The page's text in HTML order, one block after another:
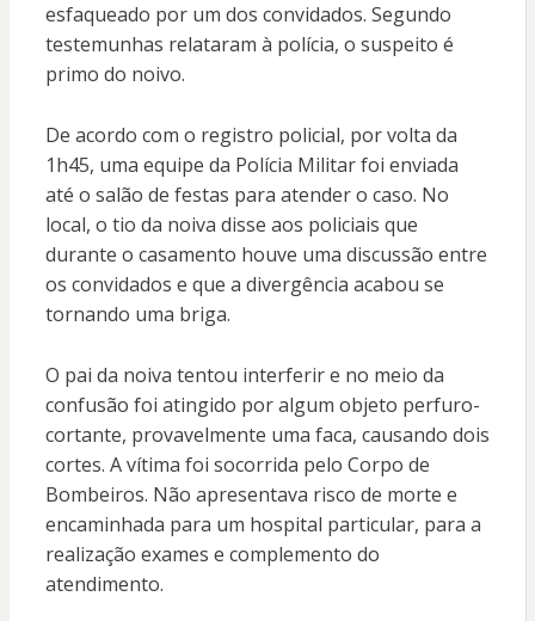
esfaqueado por um dos convidados. Segundo
testemunhas relataram à polícia, o suspeito é
primo do noivo.
De acordo com o registro policial, por volta da
1h45, uma equipe da Polícia Militar foi enviada
até o salão de festas para atender o caso. No
local, o tio da noiva disse aos policiais que
durante o casamento houve uma discussão entre
os convidados e que a divergência acabou se
tornando uma briga.
O pai da noiva tentou interferir e no meio da
confusão foi atingido por algum objeto perfuro-
cortante, provavelmente uma faca, causando dois
cortes. A vítima foi socorrida pelo Corpo de
Bombeiros. Não apresentava risco de morte e
encaminhada para um hospital particular, para a
realização exames e complemento do
atendimento.